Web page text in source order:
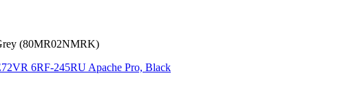
(80MR02NMRK)
6RF-245RU Apache Pro, Black